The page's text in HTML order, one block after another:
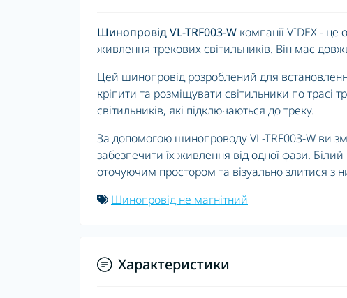
Шинопровід VL-TRF003-W компанії VIDEX -
живлення трекових світильників. Він має
Цей шинопровід розроблений для
кріпити та розміщувати світильники по трасі
світильників, які підключаються до треку.
За допомогою шинопроводу VL-TRF003-W ви
забезпечити їх живлення від одної фази.
оточуючим простором та візуально злитися з
Шинопровід не магнітний
Характеристики